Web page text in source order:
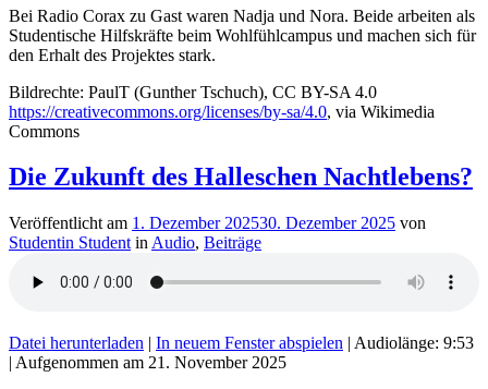
Bei Radio Corax zu Gast waren Nadja und Nora. Beide arbeiten als
Studentische Hilfskräfte beim Wohlfühlcampus und machen sich für
den Erhalt des Projektes stark.
Bildrechte: PaulT (Gunther Tschuch), CC BY-SA 4.0
https://creativecommons.org/licenses/by-sa/4.0, via Wikimedia
Commons
Die Zukunft des Halleschen Nachtlebens?
Veröffentlicht am 1. Dezember 202530. Dezember 2025 von
Studentin Student in Audio, Beiträge
Datei herunterladen | In neuem Fenster abspielen | Audiolänge: 9:53
| Aufgenommen am 21. November 2025